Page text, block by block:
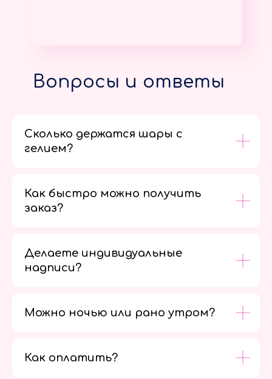
Вопросы и ответы
Сколько держатся шары с
гелием?
Как быстро можно получить
заказ?
Делаете индивидуальные
надписи?
Можно ночью или рано утром?
Как оплатить?